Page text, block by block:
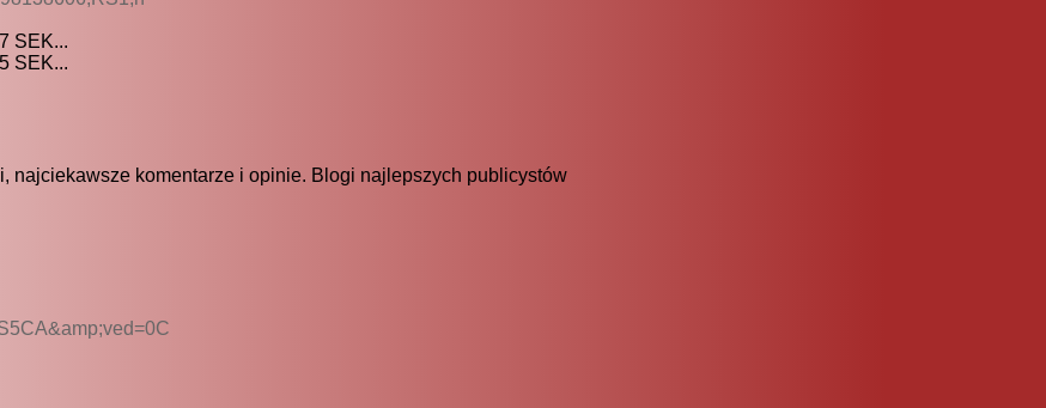
SEK...
SEK...
najciekawsze komentarze i opinie. Blogi najlepszych publicystów